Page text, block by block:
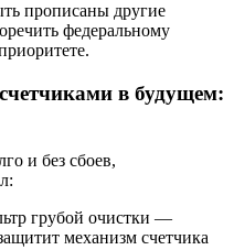
прописаны другие
федеральному
в будущем:
и без сбоев,
грубой очистки —
механизм счетчика